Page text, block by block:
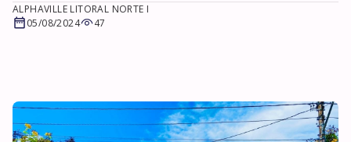
ALPHAVILLE LITORAL NORTE I
05/08/2024
47